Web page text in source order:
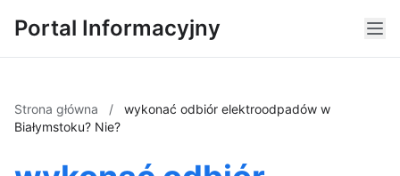
Portal Informacyjny
Strona główna /
wykonać odbiór elektroodpadów w
Białymstoku? Nie?